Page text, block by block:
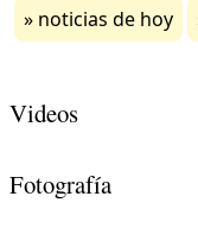
noticias de hoy
Videos
Fotografía